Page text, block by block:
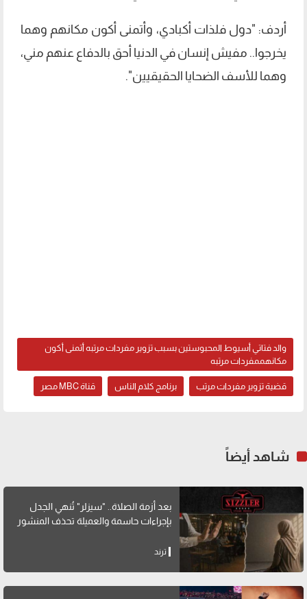
أردف: "دول فلذات أكبادي، وأتمنى أكون مكانهم وهما
يخرجوا.. مفيش إنسان في الدنيا أحق بالدفاع عنهم مني،
وهما للأسف الضحايا الحقيقيين".
والد فتاتي أسيوط المحبوستين بسبب تزوير مفردات مرتبه أتمنى أكون
مكانهممفردات مرتبه
قضية تزوير مفردات مرتب برنامج كلام الناس قناة MBC مصر
شاهد أيضاً
بعد أزمة الصلاة.. "سيزلر" تُنهي الجدل
بإجراءات حاسمة والعميلة تحذف المنشور
ترند